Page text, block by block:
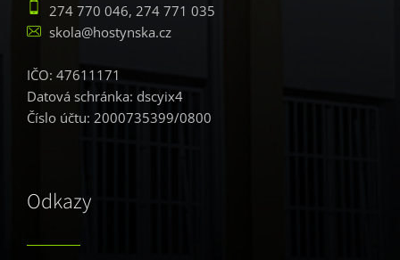
274 770 046, 274 771 035
skola@hostynska.cz
IČO: 47611171
Datová schránka: dscyix4
Číslo účtu: 2000735399/0800
Odkazy